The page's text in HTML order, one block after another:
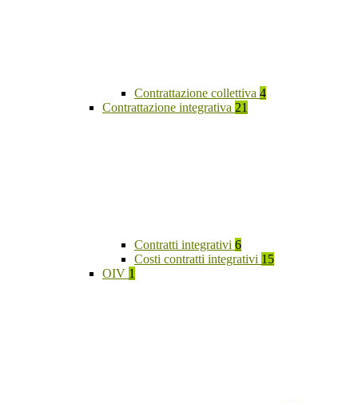
Contrattazione collettiva 4
Contrattazione integrativa 21
Contratti integrativi 6
Costi contratti integrativi 15
OIV 1